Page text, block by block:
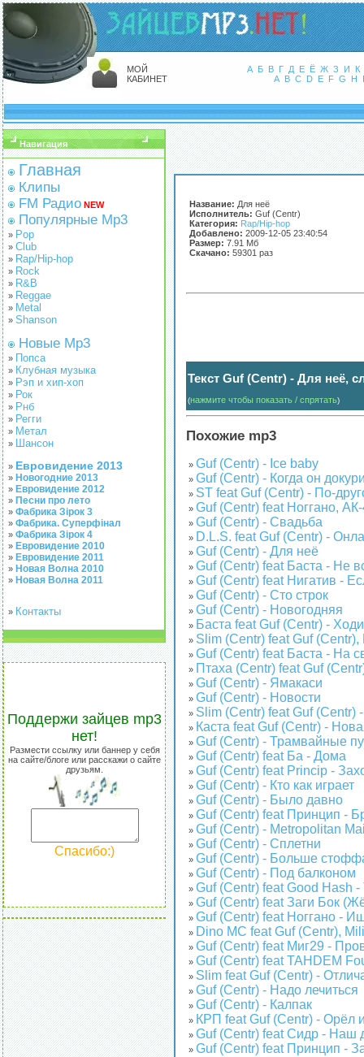
МОЙ
КАБИНЕТ
А Б В Г Д Е Ё Ж З И
К
A B C D E F G H I
Навигация
Главная
Клипы
FM Радио NEW
Популярные Mp3
» Pop
» Club
» Rap/Hip-hop
» Rock
» R&B
» Reggae
» Metal
» Shanson
Новые Mp3
» Попса
» Клубная музыка
» Рэп и хип-хоп
» Рок
» Рнб
» Регги
» Метал
» Шансон
» Евровидение 2013
» Новогодние 2013
» Евровидение 2012
» Песни про лето
» Фабрика Зірок 3
» Фабрика. Суперфінал
» Фабрика Зірок 4
» Евровидение 2010
» Евровидение 2011
» Новая Волна 2010
» Новая Волна 2011
» Контакты
Поддержи зайцев mp3
нет!
Размести ссылку или баннер у себя
на сайте/блоге или расскажи о сайте
друзьям.
Спасибо:)
Название: Для неё
Исполнитель: Guf (Centr)
Категория: Rap/Hip-hop
Добавлено: 2009-12-05 23:40:54
Размер: 7.91 Мб
Скачано: 59301 раз
Текст Guf (Centr) - Для неё,
(нажмите чтобы показать / спрятать)
Похожие mp3
» Guf (Centr) - Ice baby
» Guf (Centr) - Когда он
» ST feat Guf (Centr) - По-
» Guf (Centr) feat Ноггано,
» Guf (Centr) - Свадьба
» D.L.S. feat Guf (Centr) -
» Guf (Centr) - Для неё
» Guf (Centr) feat Баста - Не
» Guf (Centr) feat Нигатив -
» Guf (Centr) - Сто строк
» Guf (Centr) - Новогодняя
» Баста feat Guf (Centr) -
» Slim (Centr) feat Guf
» Guf (Centr) feat Баста - На
» Птаха (Centr) feat Guf
» Guf (Centr) - Ямакаси
» Guf (Centr) - Новости
» Slim (Centr) feat Guf (Centr)
» Каста feat Guf (Centr) -
» Guf (Centr) - Трамвайные
» Guf (Centr) feat Ба - Дома
» Guf (Centr) feat Princip -
» Guf (Centr) - Кто как играет
» Guf (Centr) - Было давно
» Guf (Centr) feat Принцип -
» Guf (Centr) - Metropolitan
» Guf (Centr) - Сплетни
» Guf (Centr) - Больше
» Guf (Centr) - Под балконом
» Guf (Centr) feat Good Hash -
» Guf (Centr) feat Заги Бок
» Guf (Centr) feat Ноггано -
» Dino MC feat Guf (Centr),
» Guf (Centr) feat Миг29 -
» Guf (Centr) feat TAHDEM
» Slim feat Guf (Centr) -
» Guf (Centr) - Надо лечиться
» Guf (Centr) - Калпак
» КРП feat Guf (Centr) - Орёл
» Guf (Centr) feat Сидр - Наш
» Guf (Centr) feat Принцип -